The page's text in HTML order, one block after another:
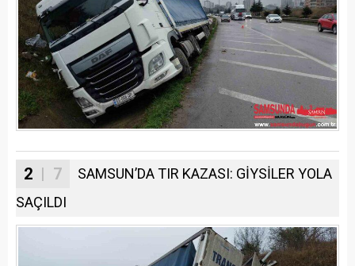
2 | 7
SAMSUN’DA TIR KAZASI: GİYSİLER YOLA
SAÇILDI